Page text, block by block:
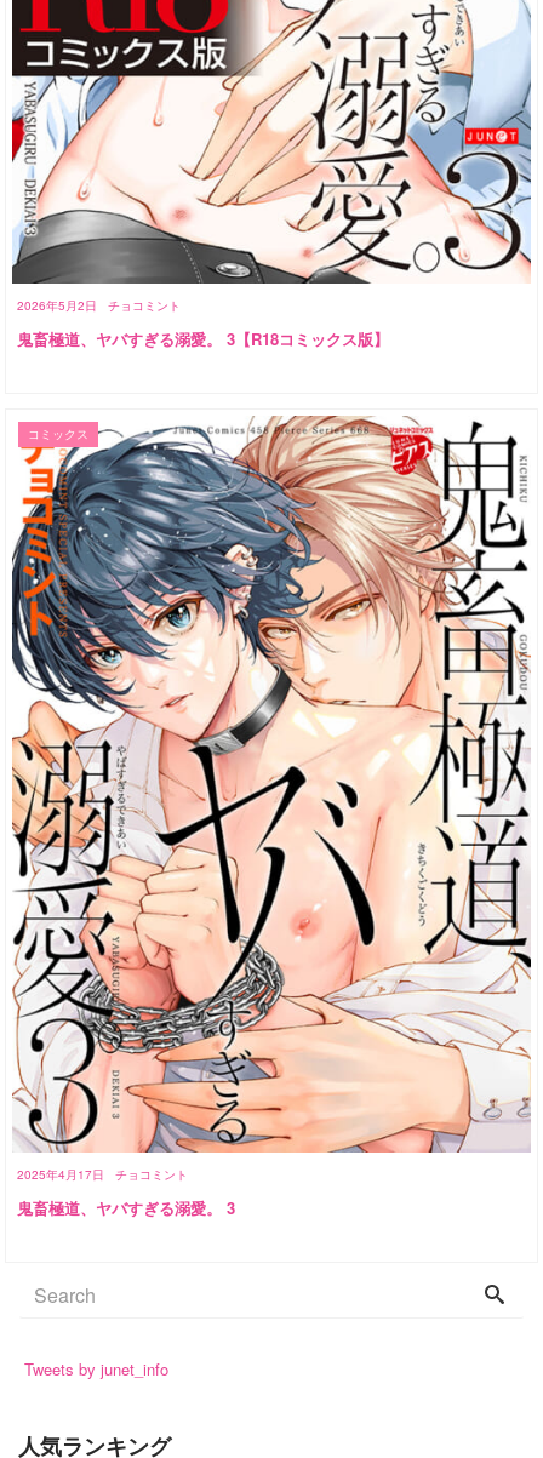
2026年5月2日 チョコミント
鬼畜極道、ヤバすぎる溺愛。 3【R18コミックス版】
2025年4月17日 チョコミント
コミックス
鬼畜極道、ヤバすぎる溺愛。 3
Tweets by junet_info
人気ランキング